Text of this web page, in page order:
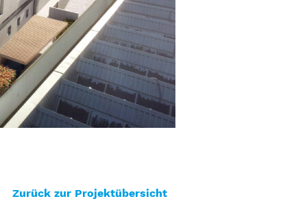
Zurück zur Projektübersicht